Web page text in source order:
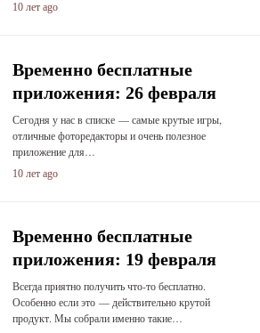
10 лет ago
Временно бесплатные
приложения: 26 февраля
Сегодня у нас в списке — самые крутые игры,
отличные фоторедакторы и очень полезное
приложение для…
10 лет ago
Временно бесплатные
приложения: 19 февраля
Всегда приятно получить что-то бесплатно.
Особенно если это — действительно крутой
продукт. Мы собрали именно такие…